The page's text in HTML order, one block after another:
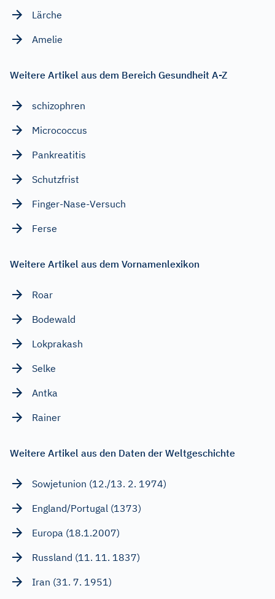
Lärche
Amelie
Weitere Artikel aus dem Bereich Gesundheit A-Z
schizophren
Micrococcus
Pankreatitis
Schutzfrist
Finger-Nase-Versuch
Ferse
Weitere Artikel aus dem Vornamenlexikon
Roar
Bodewald
Lokprakash
Selke
Antka
Rainer
Weitere Artikel aus den Daten der Weltgeschichte
Sowjetunion (12./13. 2. 1974)
England/Portugal (1373)
Europa (18.1.2007)
Russland (11. 11. 1837)
Iran (31. 7. 1951)